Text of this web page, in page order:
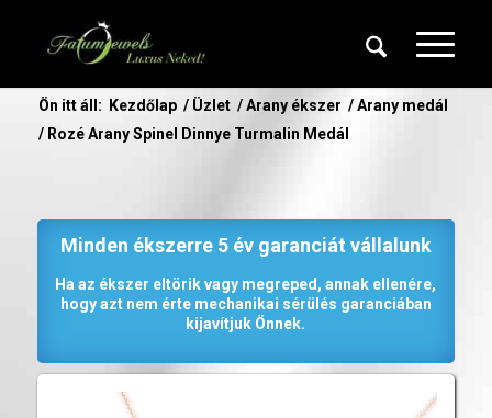
Ön itt áll: Kezdőlap / Üzlet / Arany ékszer / Arany medál
/ Rozé Arany Spinel Dinnye Turmalin Medál
Minden ékszerre 5 év garanciát vállalunk
Ha az ékszer eltörik vagy megreped, annak ellenére,
hogy azt nem érte mechanikai sérülés garanciában
kijavítjuk Önnek.